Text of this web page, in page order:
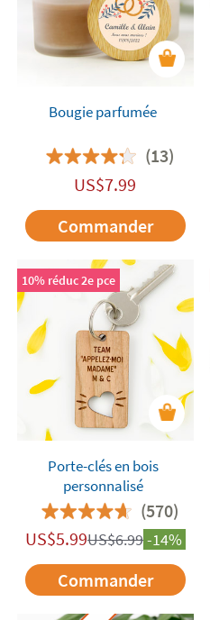
Bougie parfumée
(13)
US$7.99
Commander
10% réduc 2e pce
Porte-clés en bois
personnalisé
(570)
US$5.99US$6.99-14%
Commander